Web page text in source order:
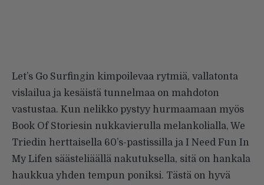
Let’s Go Surfingin kimpoilevaa rytmiä, vallatonta
vislailua ja kesäistä tunnelmaa on mahdoton
vastustaa. Kun nelikko pystyy hurmaamaan myös
Book Of Storiesin nukkavierulla melankolialla, We
Triedin herttaisella 60’s-pastissilla ja I Need Fun In
My Lifen säästeliäällä nakutuksella, sitä on hankala
haukkua yhden tempun poniksi. Tästä on hyvä